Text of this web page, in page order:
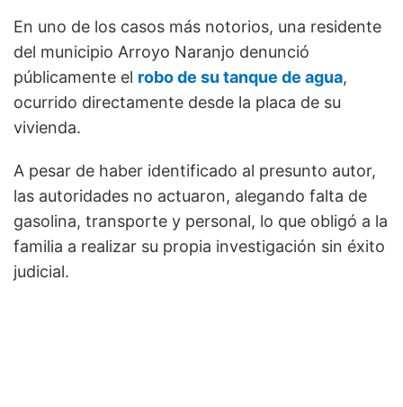
En uno de los casos más notorios, una residente
del municipio Arroyo Naranjo denunció
públicamente el robo de su tanque de agua,
ocurrido directamente desde la placa de su
vivienda.
A pesar de haber identificado al presunto autor,
las autoridades no actuaron, alegando falta de
gasolina, transporte y personal, lo que obligó a la
familia a realizar su propia investigación sin éxito
judicial.